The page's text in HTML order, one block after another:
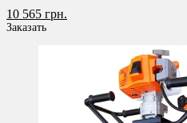
10 565 грн.
Заказать